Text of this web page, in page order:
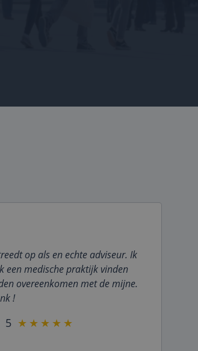
op als en echte adviseur. Ik
een medische praktijk vinden
overeenkomen met de mijne.
!
5 ★★★★★